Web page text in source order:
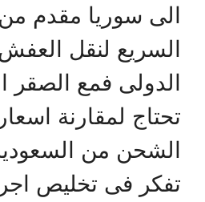
الى سوريا مقدم
السريع لنقل
الدولى فمع الصقر
تحتاج لمقارنة
الشحن من
تفكر فى تخليص